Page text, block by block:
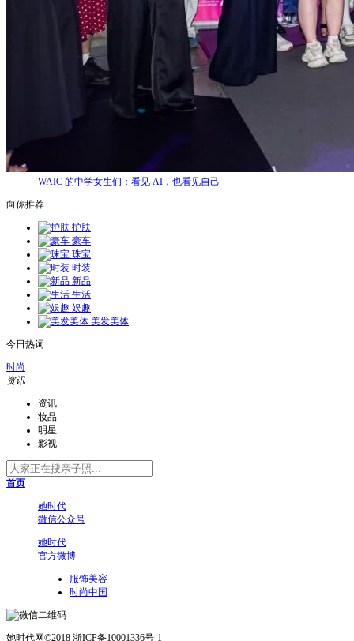
WAIC 的中学女生们：看见 AI，也看见自己
向你推荐
护肤
豪车
珠宝
时装
新品
生活
娱趣
美发美体
今日热词
时尚
资讯
资讯
妆品
明星
影视
首页
她时代
微信公众号
她时代
官方微博
服饰美容
时尚中国
她时代网©2018 浙ICP备10001336号-1